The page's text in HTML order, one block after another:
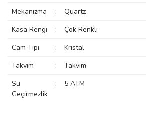
Mekanizma :
Quartz
Kasa Rengi
:
Çok Renkli
Cam Tipi
:
Kristal
Takvim
:
Takvim
Su
Geçirmezlik
: 5 ATM